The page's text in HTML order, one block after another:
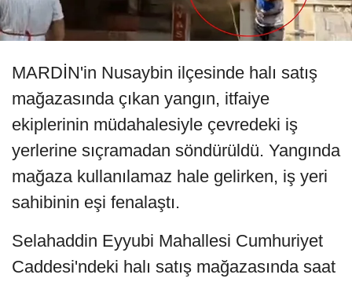
MARDİN'in Nusaybin ilçesinde halı satış
mağazasında çıkan yangın, itfaiye
ekiplerinin müdahalesiyle çevredeki iş
yerlerine sıçramadan söndürüldü. Yangında
mağaza kullanılamaz hale gelirken, iş yeri
sahibinin eşi fenalaştı.
Selahaddin Eyyubi Mahallesi Cumhuriyet
Caddesi'ndeki halı satış mağazasında saat